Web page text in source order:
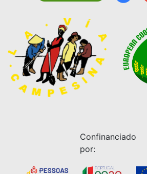
Confinanciado
por: